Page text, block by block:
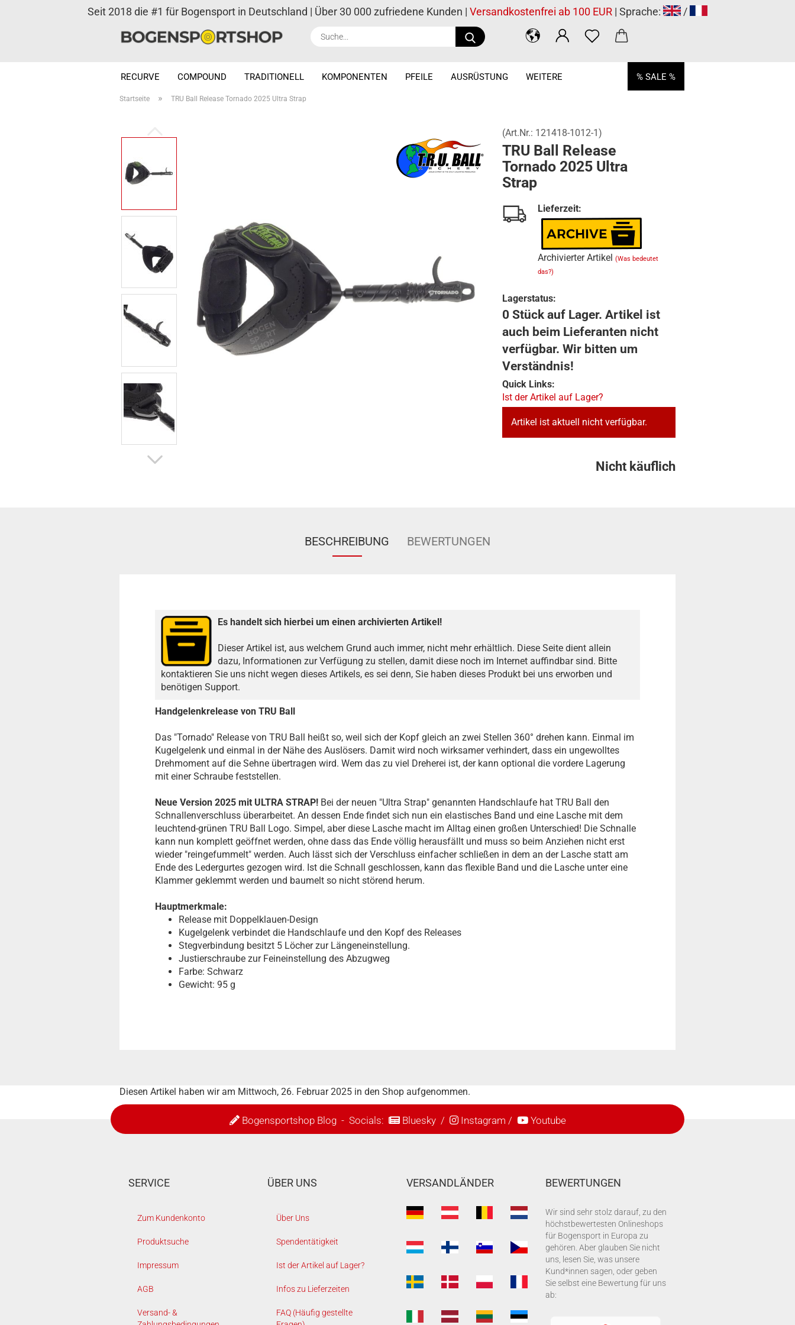
Suche...
Seit 2018 die #1 für Bogensport in Deutschland | Über 30 000 zufriedene Kunden | Versandkostenfrei ab 100 EUR | Sprache: /
RECURVE COMPOUND TRADITIONELL KOMPONENTEN PFEILE AUSRÜSTUNG % SALE %
WEITERE
Startseite » TRU Ball Release Tornado 2025 Ultra Strap
(Art.Nr.: 121418-1012-1)
TRU Ball Release
Tornado 2025 Ultra
Strap
Lieferzeit:
Archivierter Artikel (Was bedeutet
das?)
Lagerstatus:
0 Stück auf Lager. Artikel ist
auch beim Lieferanten nicht
verfügbar. Wir bitten um
Verständnis!
Quick Links:
Ist der Artikel auf Lager?
Artikel ist aktuell nicht verfügbar.
Nicht käuflich
BESCHREIBUNG BEWERTUNGEN
Es handelt sich hierbei um einen archivierten Artikel!
Dieser Artikel ist, aus welchem Grund auch immer, nicht mehr erhältlich. Diese Seite dient allein
dazu, Informationen zur Verfügung zu stellen, damit diese noch im Internet auffindbar sind. Bitte
kontaktieren Sie uns nicht wegen dieses Artikels, es sei denn, Sie haben dieses Produkt bei uns erworben und
benötigen Support.
Handgelenkrelease von TRU Ball
Das "Tornado" Release von TRU Ball heißt so, weil sich der Kopf gleich an zwei Stellen 360° drehen kann. Einmal im
Kugelgelenk und einmal in der Nähe des Auslösers. Damit wird noch wirksamer verhindert, dass ein ungewolltes
Drehmoment auf die Sehne übertragen wird. Wem das zu viel Dreherei ist, der kann optional die vordere Lagerung
mit einer Schraube feststellen.
Neue Version 2025 mit ULTRA STRAP! Bei der neuen "Ultra Strap" genannten Handschlaufe hat TRU Ball den
Schnallenverschluss überarbeitet. An dessen Ende findet sich nun ein elastisches Band und eine Lasche mit dem
leuchtend-grünen TRU Ball Logo. Simpel, aber diese Lasche macht im Alltag einen großen Unterschied! Die Schnalle
kann nun komplett geöffnet werden, ohne dass das Ende völlig herausfällt und muss so beim Anziehen nicht erst
wieder "reingefummelt" werden. Auch lässt sich der Verschluss einfacher schließen in dem an der Lasche statt am
Ende des Ledergurtes gezogen wird. Ist die Schnall geschlossen, kann das flexible Band und die Lasche unter eine
Klammer geklemmt werden und baumelt so nicht störend herum.
Hauptmerkmale:
Release mit Doppelklauen-Design
Kugelgelenk verbindet die Handschlaufe und den Kopf des Releases
Stegverbindung besitzt 5 Löcher zur Längeneinstellung.
Justierschraube zur Feineinstellung des Abzugweg
Farbe: Schwarz
Gewicht: 95 g
Diesen Artikel haben wir am Mittwoch, 26. Februar 2025 in den Shop aufgenommen.
Bogensportshop Blog- Socials: Bluesky/ Instagram / Youtube
SERVICE
Zum Kundenkonto
Produktsuche
Impressum
AGB
Versand- &
ÜBER UNS
Über Uns
Spendentätigkeit
Ist der Artikel auf Lager?
Infos zu Lieferzeiten
FAQ (Häufig gestellte
VERSANDLÄNDER BEWERTUNGEN
Wir sind sehr stolz darauf, zu den
höchstbewertesten Onlineshops
für Bogensport in Europa zu
gehören. Aber glauben Sie nicht
uns, lesen Sie, was unsere
Kund*innen sagen, oder geben
Sie selbst eine Bewertung für uns
ab: